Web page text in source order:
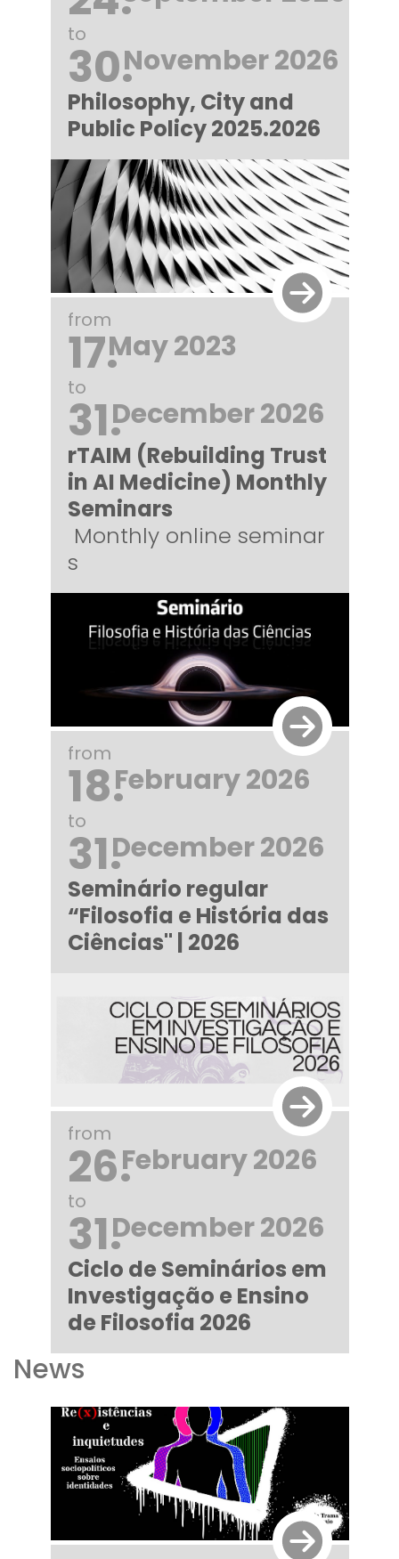
to
30.November 2026
Philosophy, City and
Public Policy 2025.2026
from
17.May 2023
to
31.December 2026
rTAIM (Rebuilding Trust
in AI Medicine) Monthly
Seminars
Monthly online seminar
s
from
18.February 2026
to
31.December 2026
Seminário regular
“Filosofia e História das
Ciências" | 2026
from
26.February 2026
to
31.December 2026
Ciclo de Seminários em
Investigação e Ensino
de Filosofia 2026
News